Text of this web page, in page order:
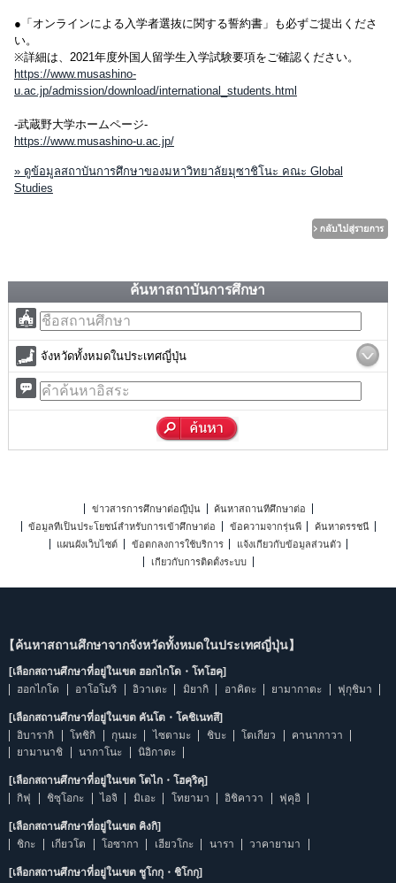
●「オンラインによる入学者選抜に関する誓約書」も必ずご提出くださ
い。
※詳細は、2021年度外国人留学生入学試験要項をご確認ください。
https://www.musashino-
u.ac.jp/admission/download/international_students.html
-武蔵野大学ホームページ-
https://www.musashino-u.ac.jp/
» ดูข้อมูลสถาบันการศึกษาของมหาวิทยาลัยมุซาชิโนะ คณะ Global
Studies
ค้นหาสถาบันการศึกษา
จังหวัดทั้งหมดในประเทศญี่ปุ่น
ข่าวสารการศึกษาต่อญี่ปุ่น
ค้นหาสถานที่ศึกษาต่อ
ข้อมูลที่เป็นประโยชน์สำหรับการเข้าศึกษาต่อ
ข้อความจากรุ่นพี่
ค้นหาดรรชนี
แผนผังเว็บไซต์
ข้อตกลงการใช้บริการ
แจ้งเกี่ยวกับข้อมูลส่วนตัว
เกี่ยวกับการติดตั้งระบบ
【ค้นหาสถานศึกษาจากจังหวัดทั้งหมดในประเทศญี่ปุ่น】
[เลือกสถานศึกษาที่อยู่ในเขต ฮอกไกโด・โทโฮคุ]
ฮอกไกโด
อาโอโมริ อิวาเตะ มิยากิ อาคิตะ ยามากาตะ ฟุกุชิมา
[เลือกสถานศึกษาที่อยู่ในเขต คันโต・โคชิเนทสึ]
อิบารากิ
โทชิกิ กุนมะ ไซตามะ ชิบะ โตเกียว
คานากาวา
ยามานาชิ
นากาโนะ นิอิกาตะ
[เลือกสถานศึกษาที่อยู่ในเขต โตไก・โฮคุริคุ]
กิฟุ
ชิซุโอกะ ไอจิ มิเอะ โทยามา อิชิคาวา ฟุคุอิ
[เลือกสถานศึกษาที่อยู่ในเขต คิงกิ]
ชิกะ
เกียวโต โอซากา เฮียวโกะ นารา วาคายามา
[เลือกสถานศึกษาที่อยู่ในเขต ชูโกกุ・ชิโกกุ]